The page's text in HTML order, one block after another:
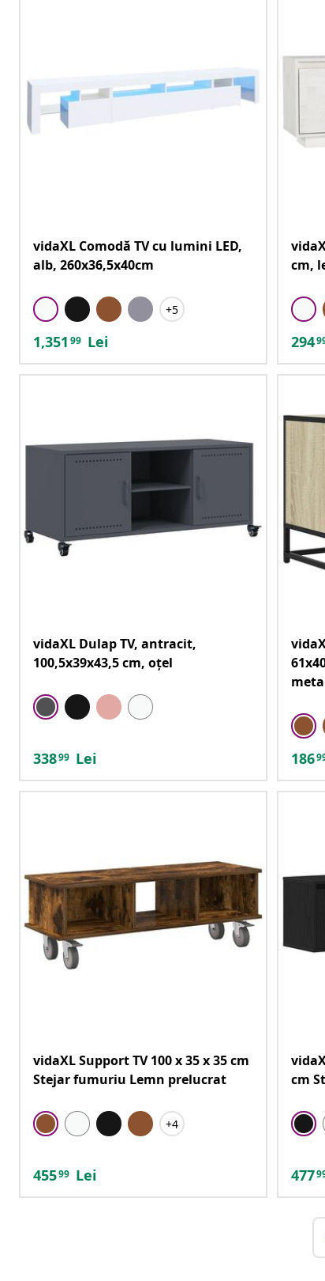
vidaXL Comodă TV cu lumini LED,
alb, 260x36,5x40cm
+5
1,351 99 Lei
cm,
294
vidaXL Dulap TV, antracit,
100,5x39x43,5 cm, oțel
33899 Lei 186
vidaXL Support TV 100 x 35 x 35 cm
Stejar fumuriu Lemn prelucrat
+4
45599 Lei
cm
477